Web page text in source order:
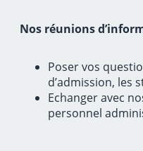
Nos réunions
Poser vos
d’admission, les
Echanger avec
personnel